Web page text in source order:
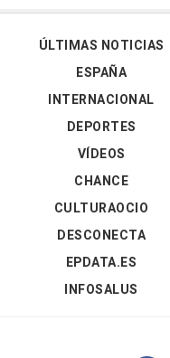
ÚLTIMAS NOTICIAS
ESPAÑA
INTERNACIONAL
DEPORTES
VÍDEOS
CHANCE
CULTURAOCIO
DESCONECTA
EPDATA.ES
INFOSALUS